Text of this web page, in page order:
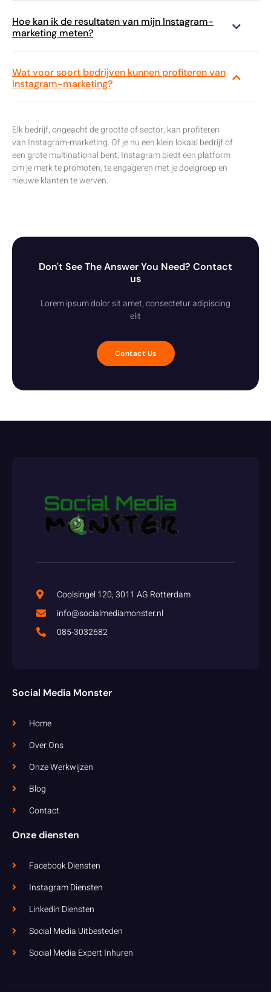
Hoe kan ik de resultaten van mijn Instagram-
marketing meten?
Wat voor soort bedrijven kunnen profiteren van
Instagram-marketing?
Elk bedrijf, ongeacht de grootte of sector, kan profiteren
van Instagram-marketing. Of je nu een klein lokaal bedrijf of
een grote multinational bent, Instagram biedt een platform
om je merk te promoten, te engageren met je doelgroep en
nieuwe klanten te werven.
Don't See The Answer You Need? Contact
us
Lorem ipsum dolor sit amet, consectetur adipiscing
elit
Contact Us
Coolsingel 120, 3011 AG Rotterdam
info@socialmediamonster.nl
085-3032682
Social Media Monster
Home
Over Ons
Onze Werkwijzen
Blog
Contact
Onze diensten
Facebook Diensten
Instagram Diensten
Linkedin Diensten
Social Media Uitbesteden
Social Media Expert Inhuren